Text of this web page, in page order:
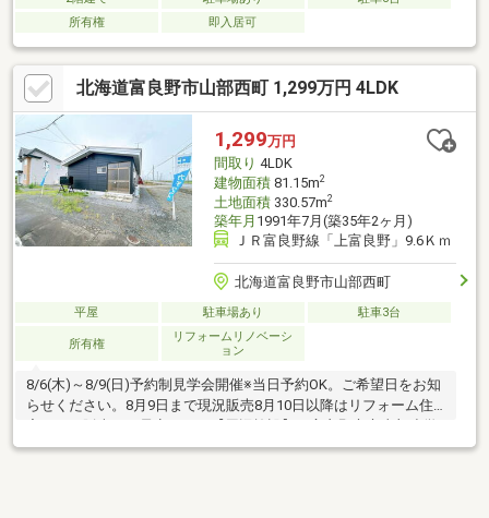
所有権
即入居可
北海道富良野市山部西町 1,299万円 4LDK
1,299万円
間取り 4LDK
建物面積81.15m2
土地面積330.57m2
築年月 1991年7月(築35年2ヶ月)
ＪＲ富良野線「上富良野」9.6Ｋｍ
北海道富良野市山部西町
平屋 駐車場あり 駐車3台
所有権
リフォームリノベーシ
ョン
8/6(木)～8/9(日)予約制見学会開催※当日予約OK。ご希望日をお知
らせください。8月9日まで現況販売8月10日以降はリフォーム住
校1000ｍ（徒歩13分）・富良野市立富良野西中学校12.6kｍ（徒